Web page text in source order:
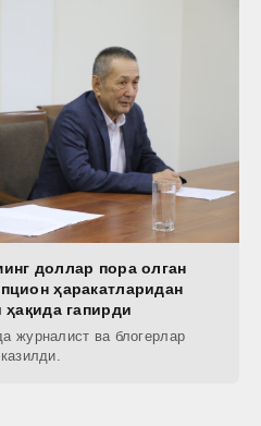
доллар пора олган
ҳаракатларидан
ҳақида гапирди
журналист ва блогерлар